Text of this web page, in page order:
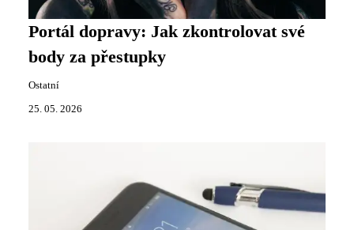
Portál dopravy: Jak zkontrolovat své
body za přestupky
Ostatní
25. 05. 2026